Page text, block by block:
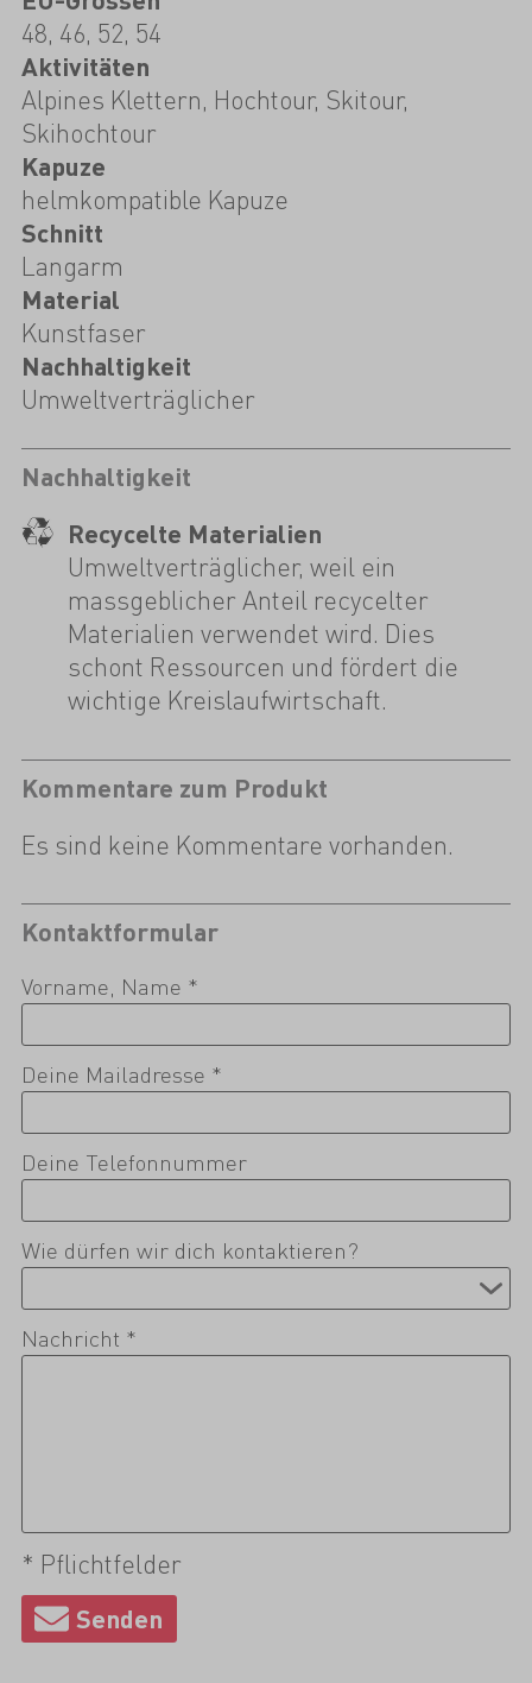
48, 46, 52, 54
Aktivitäten
Alpines Klettern, Hochtour, Skitour,
Skihochtour
Kapuze
helmkompatible Kapuze
Schnitt
Langarm
Material
Kunstfaser
Nachhaltigkeit
Umweltverträglicher
Nachhaltigkeit
Recycelte Materialien
Umweltverträglicher, weil ein
massgeblicher Anteil recycelter
Materialien verwendet wird. Dies
schont Ressourcen und fördert die
wichtige Kreislaufwirtschaft.
Kommentare zum Produkt
Es sind keine Kommentare vorhanden.
Kontaktformular
Vorname, Name *
Deine Mailadresse *
Deine Telefonnummer
Wie dürfen wir dich kontaktieren?
Nachricht *
* Pflichtfelder